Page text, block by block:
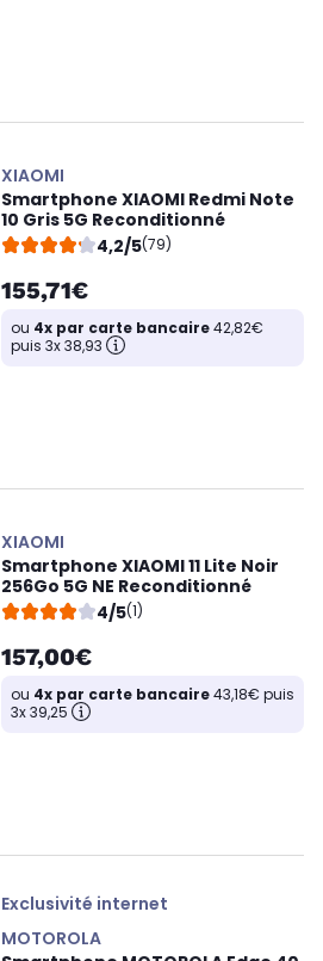
XIAOMI
Smartphone XIAOMI Redmi Note
10 Gris 5G Reconditionné
4,2/5(79)
155,71€
ou 4x par carte bancaire42,82€
puis 3x 38,93
XIAOMI
Smartphone XIAOMI 11 Lite Noir
256Go 5G NE Reconditionné
4/5(1)
157,00€
ou 4x par carte bancaire43,18€ puis
3x 39,25
Exclusivité internet
MOTOROLA